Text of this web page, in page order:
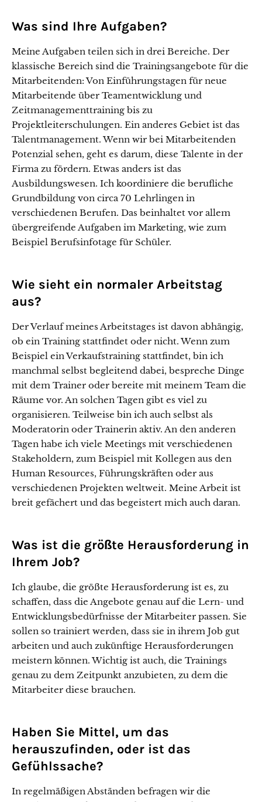
Was sind Ihre Aufgaben?
Meine Aufgaben teilen sich in drei Bereiche. Der
klassische Bereich sind die Trainingsangebote für die
Mitarbeitenden: Von Einführungstagen für neue
Mitarbeitende über Teamentwicklung und
Zeitmanagementtraining bis zu
Projektleiterschulungen. Ein anderes Gebiet ist das
Talentmanagement. Wenn wir bei Mitarbeitenden
Potenzial sehen, geht es darum, diese Talente in der
Firma zu fördern. Etwas anders ist das
Ausbildungswesen. Ich koordiniere die berufliche
Grundbildung von circa 70 Lehrlingen in
verschiedenen Berufen. Das beinhaltet vor allem
übergreifende Aufgaben im Marketing, wie zum
Beispiel Berufsinfotage für Schüler.
Wie sieht ein normaler Arbeitstag
aus?
Der Verlauf meines Arbeitstages ist davon abhängig,
ob ein Training stattfindet oder nicht. Wenn zum
Beispiel ein Verkaufstraining stattfindet, bin ich
manchmal selbst begleitend dabei, bespreche Dinge
mit dem Trainer oder bereite mit meinem Team die
Räume vor. An solchen Tagen gibt es viel zu
organisieren. Teilweise bin ich auch selbst als
Moderatorin oder Trainerin aktiv. An den anderen
Tagen habe ich viele Meetings mit verschiedenen
Stakeholdern, zum Beispiel mit Kollegen aus den
Human Resources, Führungskräften oder aus
verschiedenen Projekten weltweit. Meine Arbeit ist
breit gefächert und das begeistert mich auch daran.
Was ist die größte Herausforderung in
Ihrem Job?
Ich glaube, die größte Herausforderung ist es, zu
schaffen, dass die Angebote genau auf die Lern- und
Entwicklungsbedürfnisse der Mitarbeiter passen. Sie
sollen so trainiert werden, dass sie in ihrem Job gut
arbeiten und auch zukünftige Herausforderungen
meistern können. Wichtig ist auch, die Trainings
genau zu dem Zeitpunkt anzubieten, zu dem die
Mitarbeiter diese brauchen.
Haben Sie Mittel, um das
herauszufinden, oder ist das
Gefühlssache?
In regelmäßigen Abständen befragen wir die